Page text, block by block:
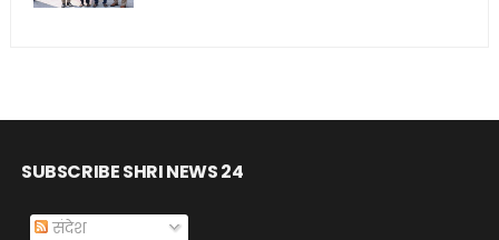
SUBSCRIBE SHRI NEWS 24
संदेश